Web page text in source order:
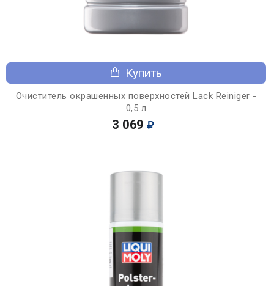
Купить
Очиститель окрашенных поверхностей Lack Reiniger -
0,5 л
3 069